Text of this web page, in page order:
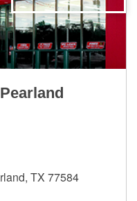
TX 77584